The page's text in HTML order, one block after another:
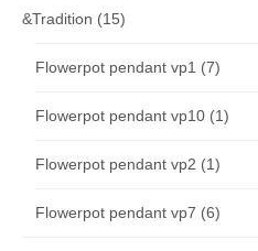
&Tradition (15)
Flowerpot pendant vp1 (7)
Flowerpot pendant vp10 (1)
Flowerpot pendant vp2 (1)
Flowerpot pendant vp7 (6)